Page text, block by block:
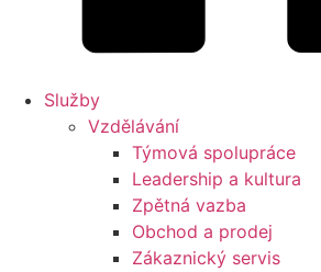
Služby
Vzdělávání
Týmová spolupráce
Leadership a kultura
Zpětná vazba
Obchod a prodej
Zákaznický servis